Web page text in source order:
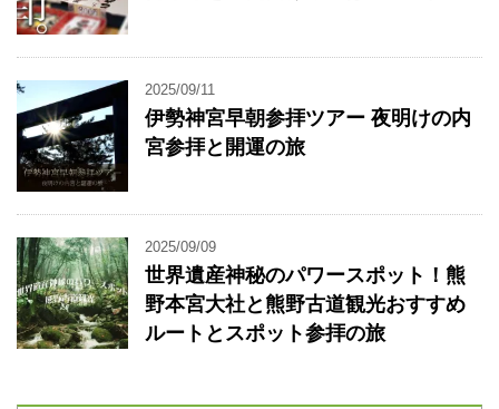
2025/09/11
伊勢神宮早朝参拝ツアー 夜明けの内
宮参拝と開運の旅
2025/09/09
世界遺産神秘のパワースポット！熊
野本宮大社と熊野古道観光おすすめ
ルートとスポット参拝の旅